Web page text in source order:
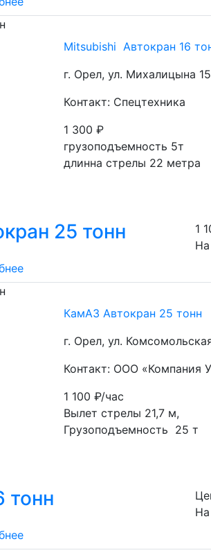
Mitsubishi Автокран 16
г. Орел, ул. Михалицына 15
Контакт: Спецтехника
1 300₽
грузоподъемность 5т
длинна стрелы 22 метра
25 тонн 1
КамАЗ Автокран 25 тонн
г. Орел, ул.
Контакт: ООО «Компания
1 100₽/час
Вылет стрелы 21,7 м,
Грузоподъемность  25 т
тонн
На